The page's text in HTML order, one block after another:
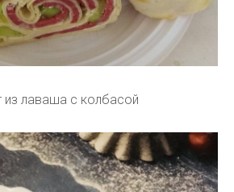
из лаваша с колбасой